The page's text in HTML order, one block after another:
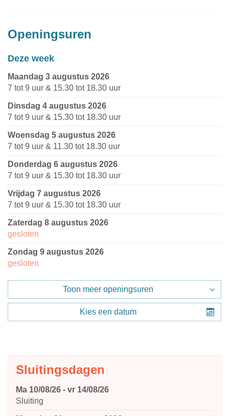
Openingsuren
Deze week
maandag 3 augustus 2026
7 tot 9 uur & 15.30 tot 18.30 uur
dinsdag 4 augustus 2026
7 tot 9 uur & 15.30 tot 18.30 uur
woensdag 5 augustus 2026
7 tot 9 uur & 11.30 tot 18.30 uur
donderdag 6 augustus 2026
7 tot 9 uur & 15.30 tot 18.30 uur
vrijdag 7 augustus 2026
7 tot 9 uur & 15.30 tot 18.30 uur
zaterdag 8 augustus 2026
gesloten
zondag 9 augustus 2026
gesloten
Toon meer openingsuren
Kies een datum
Sluitingsdagen
ma 10/08/26 - vr 14/08/26
Sluiting